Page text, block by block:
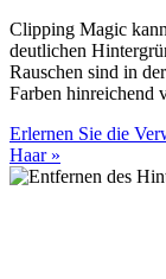
Clipping Magic
deutlichen
Rauschen sind in
Farben hinreichend
Erlernen Sie die
Haar »